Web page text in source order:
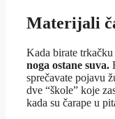
Materijali
Kada birate trkačku
noga ostane suva.
sprečavate pojavu
dve “škole” koje
kada su čarape u